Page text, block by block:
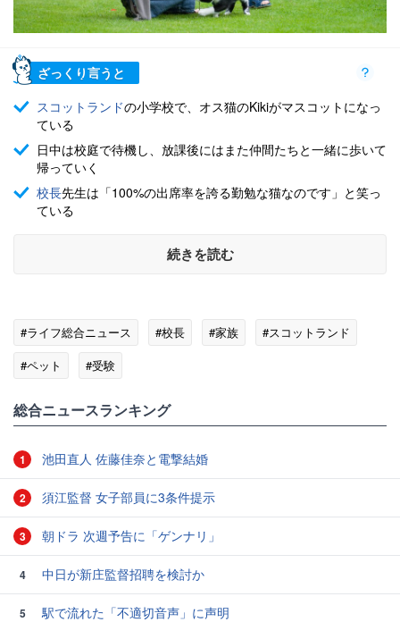
ざっくり言うと
スコットランドの小学校で、オス猫のKikiがマスコットになっ
ている
日中は校庭で待機し、放課後にはまた仲間たちと一緒に歩いて
帰っていく
校長先生は「100%の出席率を誇る勤勉な猫なのです」と笑っ
ている
続きを読む
#ライフ総合ニュース #校長 #家族
#スコットランド
#ペット
#受験
総合ニュースランキング
1 池田直人 佐藤佳奈と電撃結婚
2 須江監督 女子部員に3条件提示
3 朝ドラ 次週予告に「ゲンナリ」
4 中日が新庄監督招聘を検討か
5
駅で流れた「不適切音声」に声明